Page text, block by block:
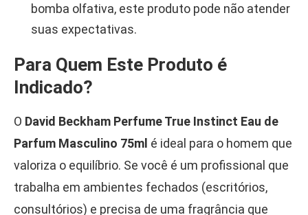
bomba olfativa, este produto pode não atender
suas expectativas.
Para Quem Este Produto é
Indicado?
O David Beckham Perfume True Instinct Eau de
Parfum Masculino 75ml é ideal para o homem que
valoriza o equilíbrio. Se você é um profissional que
trabalha em ambientes fechados (escritórios,
consultórios) e precisa de uma fragrância que